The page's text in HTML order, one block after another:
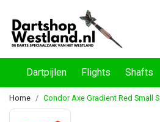
Dartpijlen Flights Shafts
Home Condor Axe Gradient Red Small S